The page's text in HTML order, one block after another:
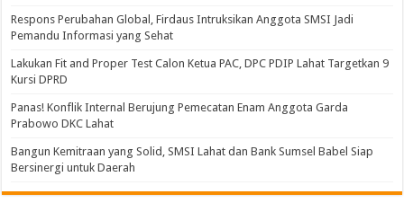
Respons Perubahan Global, Firdaus Intruksikan Anggota SMSI Jadi
Pemandu Informasi yang Sehat
Lakukan Fit and Proper Test Calon Ketua PAC, DPC PDIP Lahat Targetkan 9
Kursi DPRD
Panas! Konflik Internal Berujung Pemecatan Enam Anggota Garda
Prabowo DKC Lahat
Bangun Kemitraan yang Solid, SMSI Lahat dan Bank Sumsel Babel Siap
Bersinergi untuk Daerah